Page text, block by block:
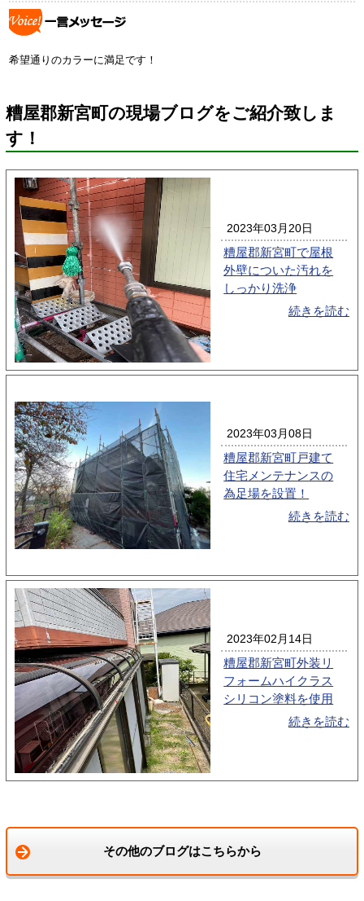
希望通りのカラーに満足です！
糟屋郡新宮町の現場ブログをご紹介致しま
す！
2023年03月20日
糟屋郡新宮町で屋根
外壁についた汚れを
しっかり洗浄
続きを読む
2023年03月08日
糟屋郡新宮町戸建て
住宅メンテナンスの
為足場を設置！
続きを読む
2023年02月14日
糟屋郡新宮町外装リ
フォームハイクラス
シリコン塗料を使用
続きを読む
その他のブログはこちらから